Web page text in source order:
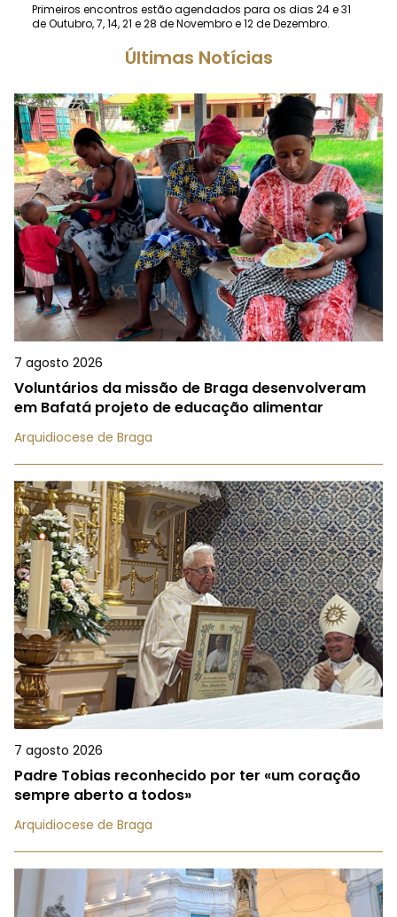
Primeiros encontros estão agendados para os dias 24 e 31
de Outubro, 7, 14, 21 e 28 de Novembro e 12 de Dezembro.
Últimas Notícias
7 agosto 2026
Voluntários da missão de Braga desenvolveram
em Bafatá projeto de educação alimentar
Arquidiocese de Braga
7 agosto 2026
Padre Tobias reconhecido por ter «um coração
sempre aberto a todos»
Arquidiocese de Braga